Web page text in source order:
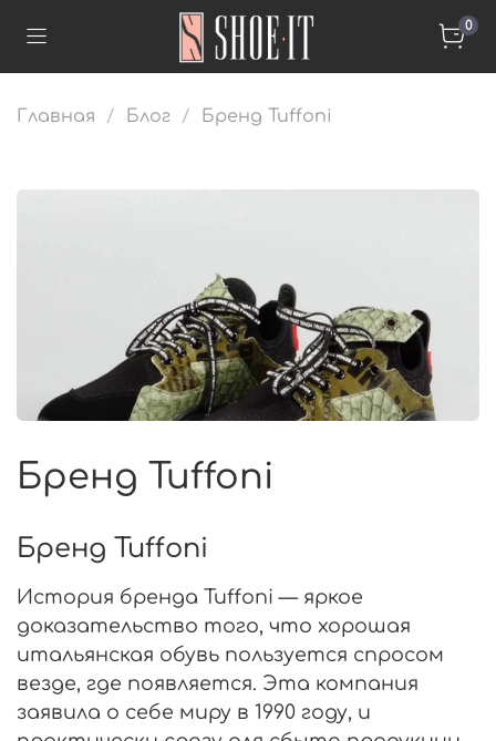
0
Главная Блог Бренд Tuffoni
Бренд Tuffoni
Бренд Tuffoni
История бренда Tuffoni — яркое
доказательство того, что хорошая
итальянская обувь пользуется спросом
везде, где появляется. Эта компания
заявила о себе миру в 1990 году, и